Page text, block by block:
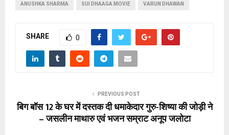
ANUSHKA SHARMA SUI DHAAGA MOVIE VARUN DHAWAN
SHARE 0
PREVIOUS POST
बिग बॉस 12 के घर में दस्तक दी धमाकेदार गुरु-शिष्या की जोड़ी ने
– जसलीन माथारु एवं भजन सम्राट अनूप जलोटा